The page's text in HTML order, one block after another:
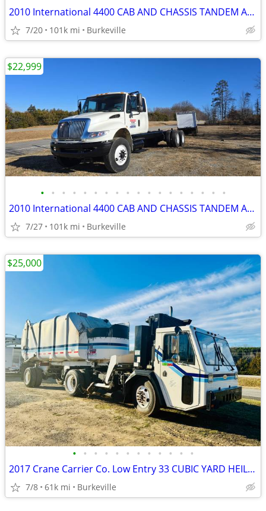
2010 International 4400 CAB AND CHASSIS TANDEM AXLE EXTENDED CAB
7/20 101k mi Burkeville
• • • • • • • • • • • • • • • • • •
2010 International 4400 CAB AND CHASSIS TANDEM AXLE EXTENDED CAB
7/27 101k mi Burkeville
$22,999
• • • • • • • • • • • •
2017 Crane Carrier Co. Low Entry 33 CUBIC YARD HEIL GARBAGE TRASH REFU
7/8 61k mi Burkeville
$25,000